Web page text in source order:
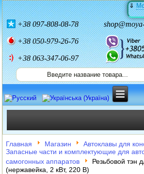
⇓
+38097-808-08-78
+38050-979-26-76
+38 063-347-06-97
ИНКУБАТОРЫ
ЗЕРНОДРОБИЛКИ
Главная Магазин
Автоклавы для
Запасные части и комплектующие для
самогонных аппаратов
Резьбовой тэн
(нержавейка, 2 кВт, 220 В)